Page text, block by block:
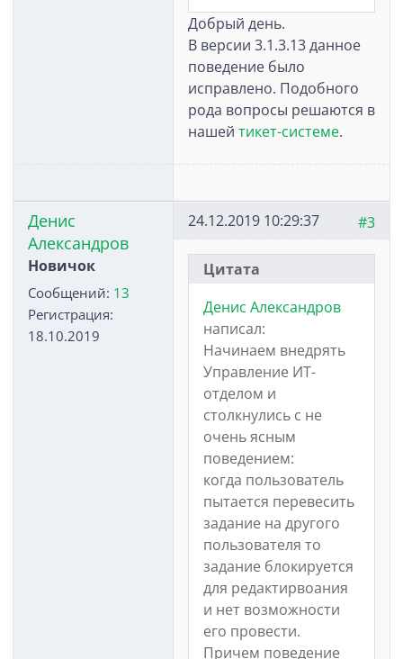
Добрый день.
В версии 3.1.3.13 данное
поведение было
исправлено. Подобного
рода вопросы решаются в
нашей тикет-системе.
Денис
Александров
Новичок
Сообщений: 13
Регистрация:
18.10.2019
#3
24.12.2019 10:29:37
Цитата
Денис Александров
написал:
Начинаем внедрять
Управление ИТ-
отделом и
столкнулись с не
очень ясным
поведением:
когда пользователь
пытается перевесить
задание на другого
пользователя то
задание блокируется
для редактирвоания
и нет возможности
его провести.
Причем поведение